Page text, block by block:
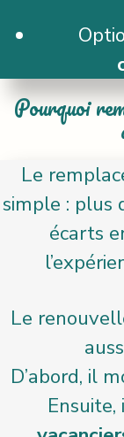
Pourquoi
Le
simple : plus
écarts
Le
D’abord, il